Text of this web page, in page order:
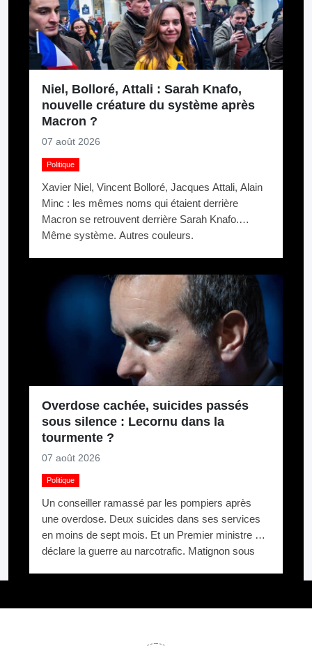
Niel, Bolloré, Attali : Sarah Knafo,
nouvelle créature du système après
Macron ?
07 août 2026
Politique
Xavier Niel, Vincent Bolloré, Jacques Attali, Alain
Minc : les mêmes noms qui étaient derrière
Macron se retrouvent derrière Sarah Knafo.
Même système. Autres couleurs.
Overdose cachée, suicides passés
sous silence : Lecornu dans la
tourmente ?
07 août 2026
Politique
Un conseiller ramassé par les pompiers après
une overdose. Deux suicides dans ses services
en moins de sept mois. Et un Premier ministre qui
déclare la guerre au narcotrafic. Matignon sous